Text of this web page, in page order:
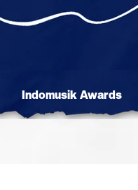
Indomusik Awards